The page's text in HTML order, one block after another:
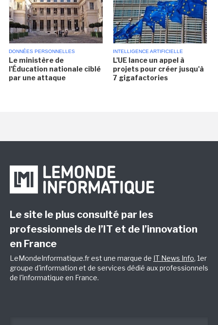
DONNÉES PERSONNELLES
Le ministère de
l'Éducation nationale ciblé
par une attaque
INTELLIGENCE ARTIFICIELLE
L'UE lance un appel à
projets pour créer jusqu'à
7 gigafactories
Le site le plus consulté par les
professionnels de l’IT et de l’innovation
en France
LeMondeInformatique.fr est une marque de IT News Info, 1er
groupe d'information et de services dédié aux professionnels
de l'informatique en France.